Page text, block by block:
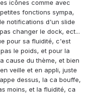
icônes comme avec
fonctions sympa,
notifications d'un slide
changer le dock, ect...
pour sa fluidité, c'est
le poids, et pour la
cause du thème, et bien
veille et en appli, juste
dessus, la ca bouffe,
moins, et la fluidité, ca